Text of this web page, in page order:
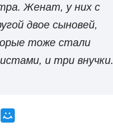
Женат, у них с
двое сыновей,
тоже стали
и три внучки.